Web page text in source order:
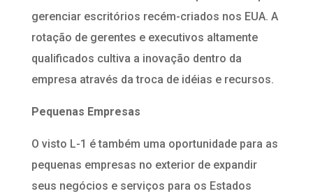
gerenciar escritórios recém-criados nos EUA. A
rotação de gerentes e executivos altamente
qualificados cultiva a inovação dentro da
empresa através da troca de idéias e recursos.
Pequenas Empresas
O visto L-1 é também uma oportunidade para as
pequenas empresas no exterior de expandir
seus negócios e serviços para os Estados